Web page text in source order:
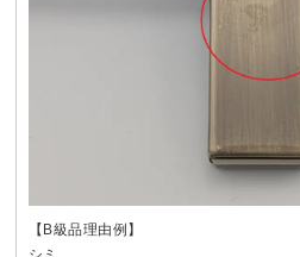
【B級品理由例】